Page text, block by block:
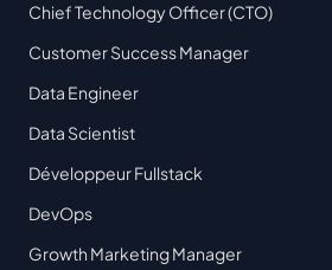
Chief Technology Officer (CTO)
Customer Success Manager
Data Engineer
Data Scientist
Développeur Fullstack
DevOps
Growth Marketing Manager